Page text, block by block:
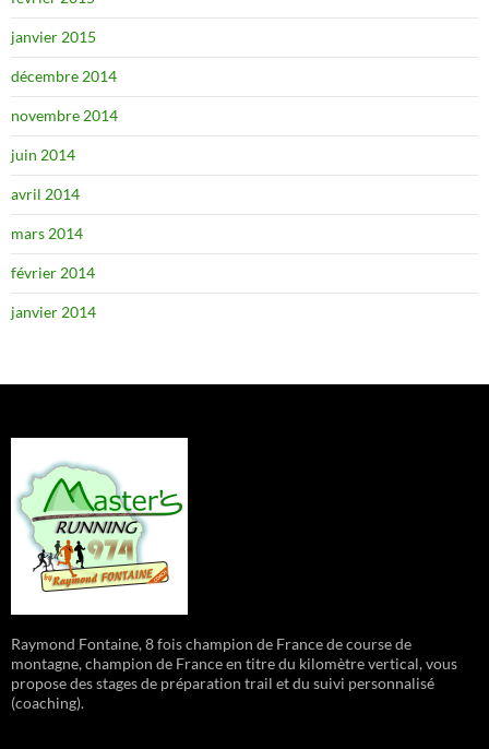
janvier 2015
décembre 2014
novembre 2014
juin 2014
avril 2014
mars 2014
février 2014
janvier 2014
Raymond Fontaine, 8 fois champion de France de course de
montagne, champion de France en titre du kilomètre vertical, vous
propose des stages de préparation trail et du suivi personnalisé
(coaching).